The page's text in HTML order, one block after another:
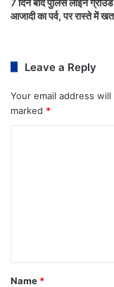
आजादी का पर्व, पर रास्ते में
Leave a Reply
Your email address
marked *
Name *